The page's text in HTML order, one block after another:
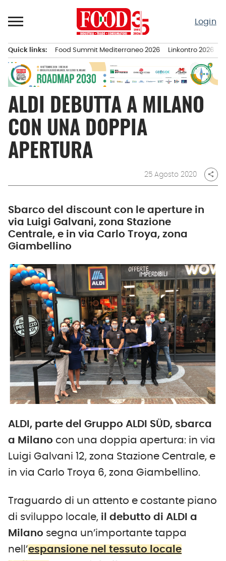
al
Login
principale
Quick links: Food Summit Mediterraneo 2026 Linkontro 2026
ALDI DEBUTTA A MILANO
CON UNA DOPPIA
APERTURA
25 Agosto 2020 share
Sbarco del discount con le aperture in
via Luigi Galvani, zona Stazione
Centrale, e in via Carlo Troya, zona
Giambellino
ALDI, parte del Gruppo ALDI SÜD, sbarca
a Milano con una doppia apertura: in via
Luigi Galvani 12, zona Stazione Centrale, e
in via Carlo Troya 6, zona Giambellino.
Traguardo di un attento e costante piano
di sviluppo locale, il debutto di ALDI a
Milano segna un’importante tappa
nell’espansione nel tessuto locale